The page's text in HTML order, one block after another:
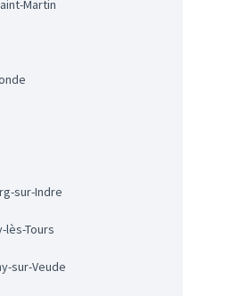
Martin
sur-Indre
lès-Tours
sur-Veude